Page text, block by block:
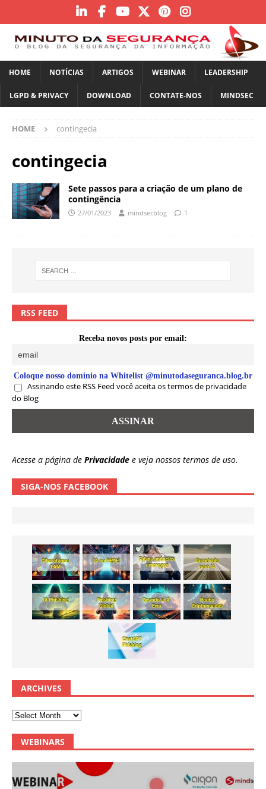
HOME NOTÍCIAS ARTIGOS WEBINAR LEADERSHIP
LGPD & PRIVACY DOWNLOAD CONTATE-NOS MINDSEC
HOME contingecia
contingecia
Sete passos para a criação de um plano de
contingência
27/01/2023 mindsecblog 1
RSS FEED
Receba novos posts por email:
Coloque nosso domínio na Whitelist @minutodaseguranca.blog.br
Assinando este RSS Feed você aceita os termos de privacidade
do Blog
Acesse a página de Privacidade e veja nossos termos de uso.
SIGA-NOS FACEBOOK
ARCHIVES
WEBINARS